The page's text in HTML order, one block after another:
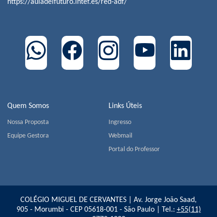
Quem Somos
Nossa Proposta
Equipe Gestora
Links Úteis
Ingresso
Webmail
Portal do Professor
https://auladelfuturo.intef.es/red-adf/
COLÉGIO MIGUEL DE CERVANTES | Av. Jorge João Saad,
905 - Morumbi - CEP 05618-001 - São Paulo | Tel.: +55(11)